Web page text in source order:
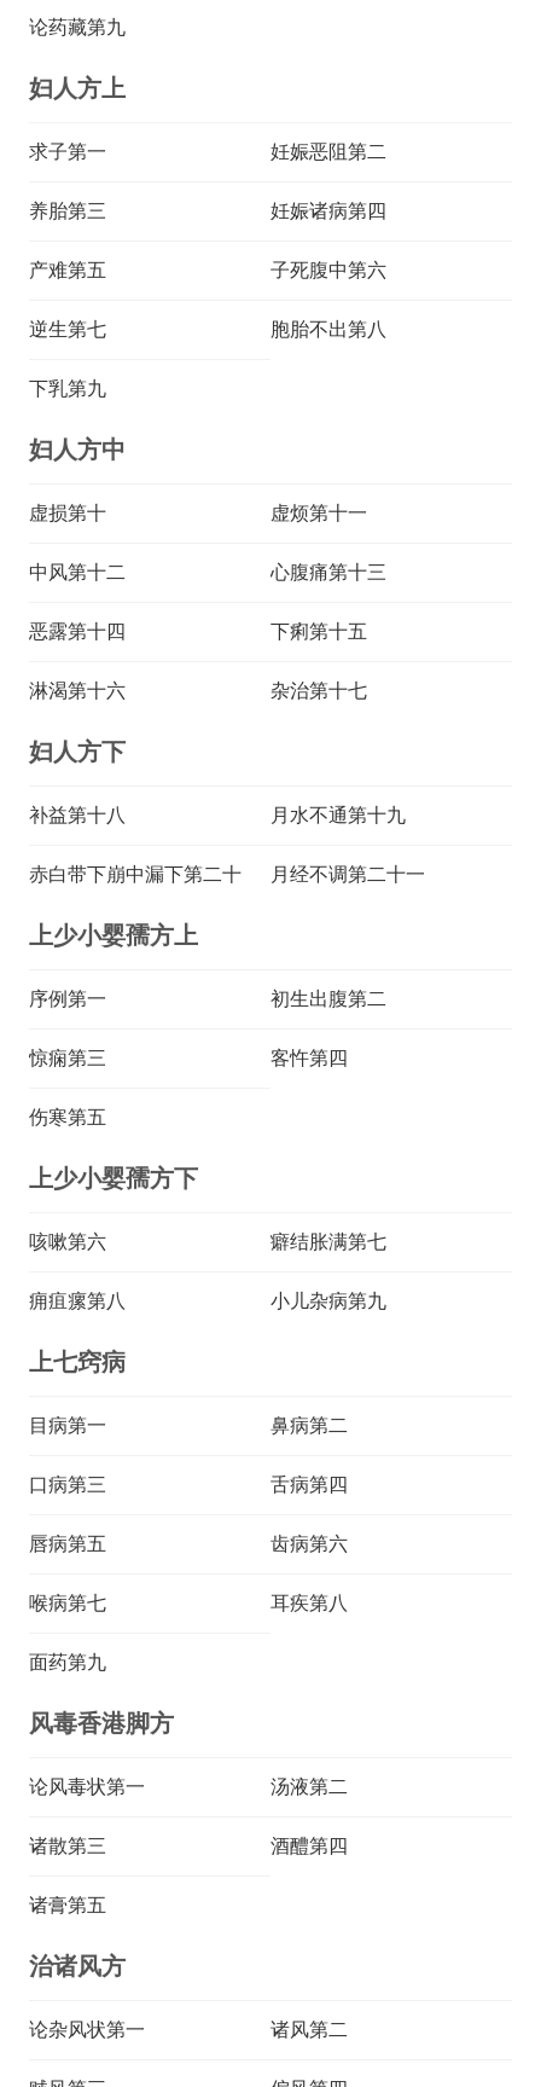
论药藏第九
妇人方上
求子第一 妊娠恶阻第二
养胎第三 妊娠诸病第四
产难第五 子死腹中第六
逆生第七 胞胎不出第八
下乳第九
妇人方中
虚损第十 虚烦第十一
中风第十二 心腹痛第十三
恶露第十四 下痢第十五
淋渴第十六 杂治第十七
妇人方下
补益第十八 月水不通第十九
赤白带下崩中漏下第二十 月经不调第二十一
上少小婴孺方上
序例第一 初生出腹第二
惊痫第三 客忤第四
伤寒第五
上少小婴孺方下
咳嗽第六 癖结胀满第七
痈疽瘰第八 小儿杂病第九
上七窍病
目病第一 鼻病第二
口病第三 舌病第四
唇病第五 齿病第六
喉病第七 耳疾第八
面药第九
风毒香港脚方
论风毒状第一 汤液第二
诸散第三 酒醴第四
诸膏第五
治诸风方
论杂风状第一 诸风第二